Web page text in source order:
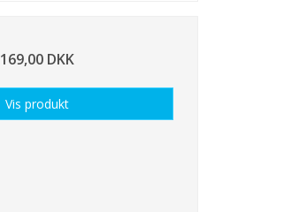
169,00 DKK
Vis produkt